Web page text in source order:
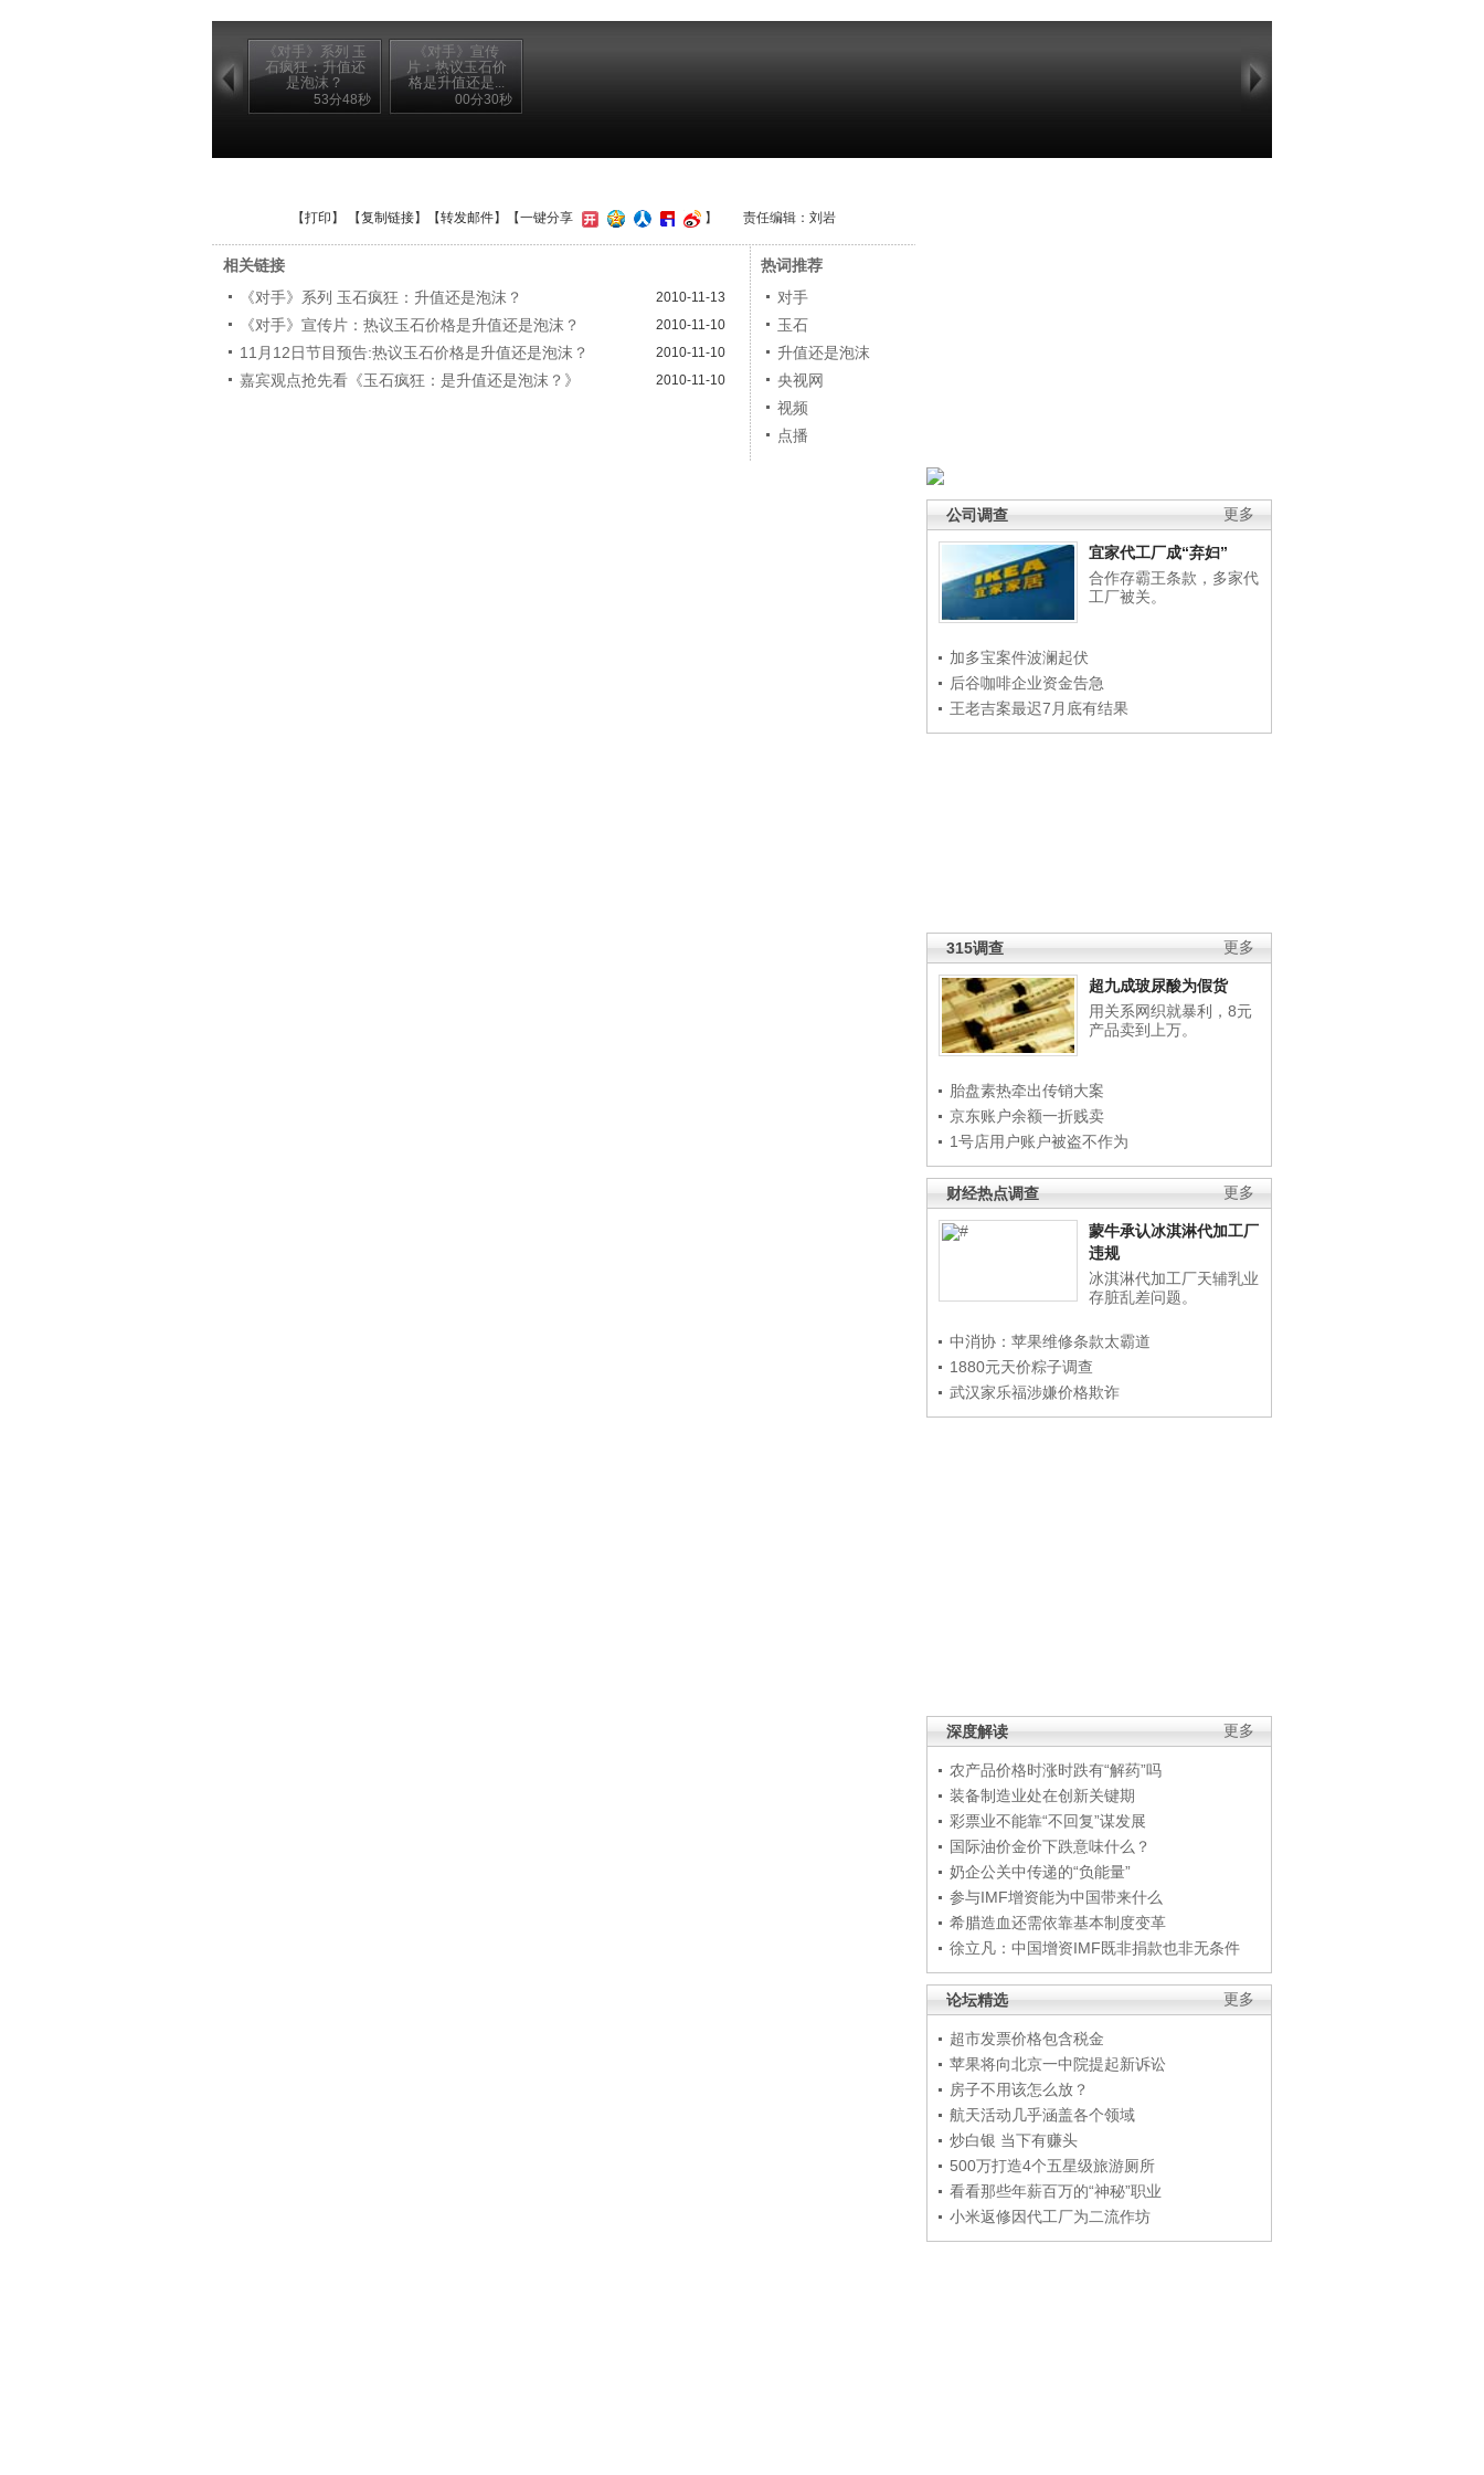
《对手》系列 玉
石疯狂：升值还
是泡沫？
53分48秒
《对手》宣传
片：热议玉石价
格是升值还是...
00分30秒
更多
公司调查
宜家代工厂成“弃妇”
合作存霸王条款，多家代
工厂被关。
加多宝案件波澜起伏
后谷咖啡企业资金告急
王老吉案最迟7月底有结果
更多
315调查
超九成玻尿酸为假货
用关系网织就暴利，8元
产品卖到上万。
胎盘素热牵出传销大案
京东账户余额一折贱卖
1号店用户账户被盗不作为
更多
财经热点调查
蒙牛承认冰淇淋代加工厂
违规
冰淇淋代加工厂天辅乳业
存脏乱差问题。
中消协：苹果维修条款太霸道
1880元天价粽子调查
武汉家乐福涉嫌价格欺诈
更多
深度解读
农产品价格时涨时跌有“解药”吗
装备制造业处在创新关键期
彩票业不能靠“不回复”谋发展
国际油价金价下跌意味什么？
奶企公关中传递的“负能量”
参与IMF增资能为中国带来什么
希腊造血还需依靠基本制度变革
徐立凡：中国增资IMF既非捐款也非无条件
更多
论坛精选
超市发票价格包含税金
苹果将向北京一中院提起新诉讼
房子不用该怎么放？
航天活动几乎涵盖各个领域
炒白银 当下有赚头
500万打造4个五星级旅游厕所
看看那些年薪百万的“神秘”职业
小米返修因代工厂为二流作坊
【打印 】 【复制链接】【转发邮件】 【一键分享 】 责任编辑：刘岩
相关链接
《对手》系列 玉石疯狂：升值还是泡沫？
2010-11-13
《对手》宣传片：热议玉石价格是升值还是泡沫？ 2010-11-10
11月12日节目预告:热议玉石价格是升值还是泡沫？ 2010-11-10
嘉宾观点抢先看《玉石疯狂：是升值还是泡沫？》 2010-11-10
热词推荐
对手
玉石
升值还是泡沫
央视网
视频
点播